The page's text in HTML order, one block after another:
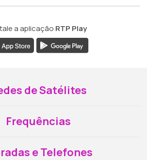
a aplicação RTP Play
de Satélites
Frequências
e Telefones